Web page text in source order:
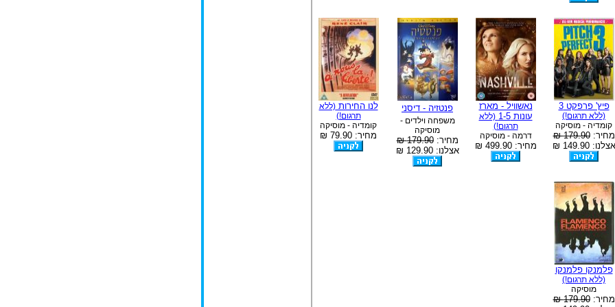
פיץ' פרפקט 3
(ללא תרגום!)
קומדיה - מוסיקה
מחיר:179.90 ₪
אצלנו: 149.90 ₪
נאשוויל - מארז
עונות 1-5
(ללא
תרגום!)
דרמה - מוסיקה
מחיר: 499.90 ₪
פנטזיה - דיסני
משפחה וילדים -
מוסיקה
מחיר:179.90 ₪
אצלנו: 129.90 ₪
לנו החירות(ללא
תרגום!)
קומדיה - מוסיקה
מחיר: 79.90 ₪
פלמנקו פלמנקו
(ללא תרגום!)
מוסיקה
מחיר:179.90 ₪